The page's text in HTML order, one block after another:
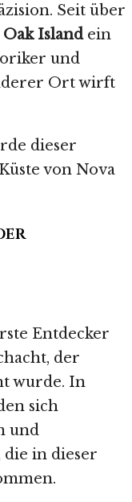
Seit über
Oak Islandein
und
Ort wirft
dieser
von Nova
Entdecker
der
wurde. In
sich
und
in dieser